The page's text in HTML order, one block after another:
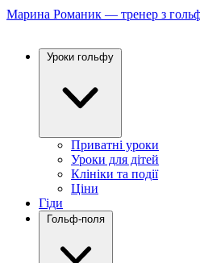
Марина Романик — тренер з
Приватні уроки
Уроки для дітей
Клініки та події
Ціни
Гіди